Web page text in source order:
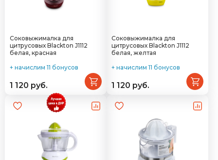
Соковыжималка для
цитрусовых Blackton J1112
белая, красная
+ начислим 11 бонусов
1 120 руб.
Соковыжималка для
цитрусовых Blackton J1112
белая, желтая
+ начислим 11 бонусов
1 120 руб.